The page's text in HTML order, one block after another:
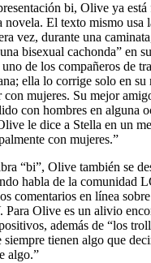
bi, Olive ya está
novela. El texto mismo usa
vez, durante una
bisexual cachonda” en
de los compañeros de
ella lo corrige solo en su
mujeres. Su mejor
con hombres en alguna
le dice a Stella en un
con mujeres.”
“bi”, Olive también se
habla de la comunidad
comentarios en línea
. Para Olive es un alivio
además de “los
siempre tienen algo que
algo.”